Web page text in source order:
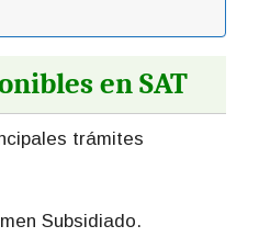
en SAT
trámites
Subsidiado.